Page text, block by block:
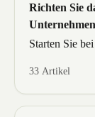
Richten Sie
Starten Sie
33 Artikel